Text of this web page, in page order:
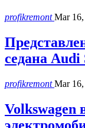
profikremontMar
седана Audi
profikremontMar
Volkswagen